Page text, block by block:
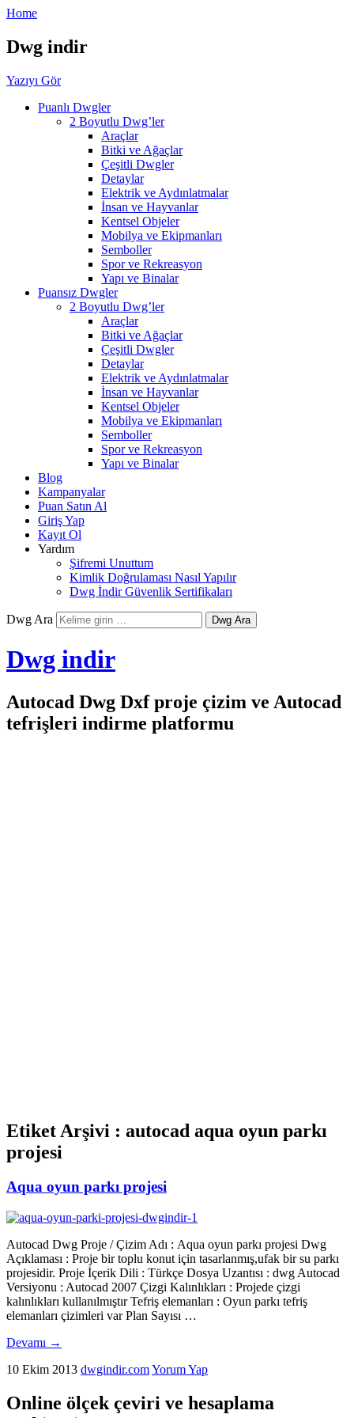
Home
Dwg indir
Yazıyı Gör
Puanlı Dwgler
2 Boyutlu Dwg’ler
Araçlar
Bitki ve Ağaçlar
Çeşitli Dwgler
Detaylar
Elektrik ve Aydınlatmalar
İnsan ve Hayvanlar
Kentsel Objeler
Mobilya ve Ekipmanları
Semboller
Spor ve Rekreasyon
Yapı ve Binalar
Puansız Dwgler
2 Boyutlu Dwg’ler
Araçlar
Bitki ve Ağaçlar
Çeşitli Dwgler
Detaylar
Elektrik ve Aydınlatmalar
İnsan ve Hayvanlar
Kentsel Objeler
Mobilya ve Ekipmanları
Semboller
Spor ve Rekreasyon
Yapı ve Binalar
Blog
Kampanyalar
Puan Satın Al
Giriş Yap
Kayıt Ol
Yardım
Şifremi Unuttum
Kimlik Doğrulaması Nasıl Yapılır
Dwg İndir Güvenlik Sertifikaları
Dwg Ara
Dwg indir
Autocad Dwg Dxf proje çizim ve Autocad
tefrişleri indirme platformu
Etiket Arşivi : autocad aqua oyun parkı
projesi
Aqua oyun parkı projesi
Autocad Dwg Proje / Çizim Adı : Aqua oyun parkı projesi Dwg
Açıklaması : Proje bir toplu konut için tasarlanmış,ufak bir su parkı
projesidir. Proje İçerik Dili : Türkçe Dosya Uzantısı : dwg Autocad
Versiyonu : Autocad 2007 Çizgi Kalınlıkları : Projede çizgi
kalınlıkları kullanılmıştır Tefriş elemanları : Oyun parkı tefriş
elemanları çizimleri var Plan Sayısı …
Devamı →
10 Ekim 2013 dwgindir.comYorum Yap
Online ölçek çeviri ve hesaplama